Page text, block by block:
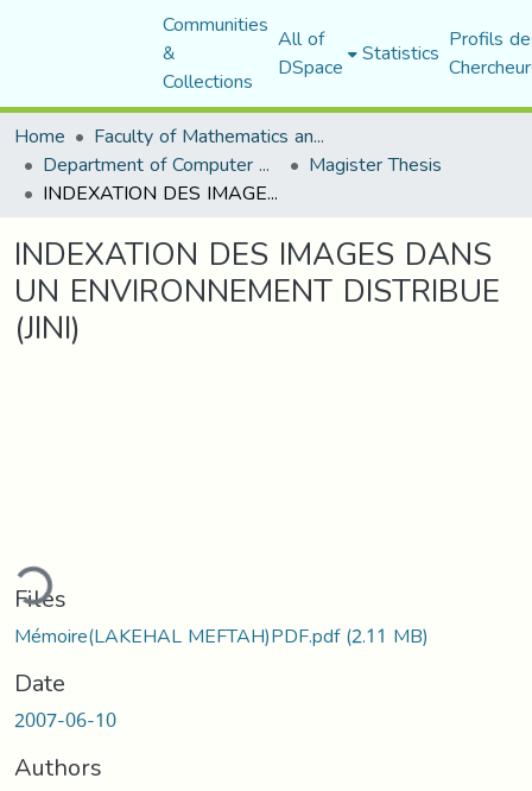
Communities
&
Collections
All of
DSpace Statistics Profils
Home
Faculty of Mathematics and Computer Science
Department of Computer Science Magister Thesis
INDEXATION DES IMAGES DANS UN ENVIRONNEMENT DISTRIBUE (JINI)
INDEXATION DES IMAGES DANS
UN ENVIRONNEMENT DISTRIBUE
(JINI)
Files
Mémoire(LAKEHAL MEFTAH)PDF.pdf(2.11 MB)
Date
2007-06-10
Authors